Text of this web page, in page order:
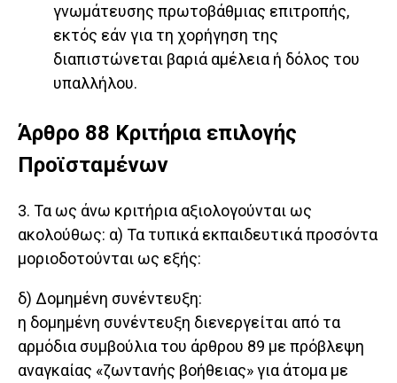
γνωμάτευσης πρωτοβάθμιας επιτροπής,
εκτός εάν για τη χορήγηση της
διαπιστώνεται βαριά αμέλεια ή δόλος του
υπαλλήλου.
Άρθρο 88 Κριτήρια επιλογής
Προϊσταμένων
3. Τα ως άνω κριτήρια αξιολογούνται ως
ακολούθως: α) Τα τυπικά εκπαιδευτικά προσόντα
μοριοδοτούνται ως εξής:
δ) Δομημένη συνέντευξη:
η δομημένη συνέντευξη διενεργείται από τα
αρμόδια συμβούλια του άρθρου 89 με πρόβλεψη
αναγκαίας «ζωντανής βοήθειας» για άτομα με